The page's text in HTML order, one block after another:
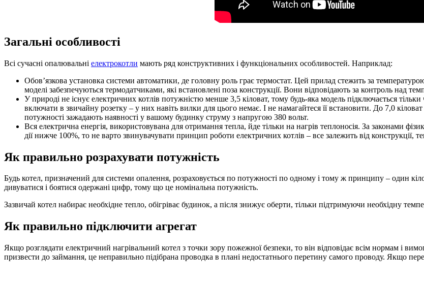
Загальні особливості
Всі сучасні опалювальні електрокотли мають ряд конструктивних і функціональних особливостей. Наприклад:
Обов’язкова установка системи автоматики, де головну роль грає термостат. Цей прилад стежить за
моделі забезпечуються термодатчиками, які встановлені поза конструкції. Вони відповідають за контроль над
У природі не існує електричних котлів потужністю менше 3,5 кіловат, тому будь-яка модель підключається
включати в звичайну розетку – у них навіть вилки для цього немає. І не намагайтеся її встановити. До 7,0
потужності зажадають наявності у вашому будинку струму з напругою 380 вольт.
Вся електрична енергія, використовувана для отримання тепла, йде тільки на нагрів теплоносія. За законами
дії нижче 100%, то не варто звинувачувати принцип роботи електричних котлів – все залежить від конструкції,
Як правильно розрахувати потужність
Будь котел, призначений для системи опалення, розраховується по потужності по одному і тому ж принципу – один
дивуватися і боятися одержані цифр, тому що це номінальна потужність.
Зазвичай котел набирає необхідне тепло, обігріває будинок, а після знижує оберти, тільки підтримуючи необхідну
Як правильно підключити агрегат
Якщо розглядати електричний нагрівальний котел з точки зору пожежної безпеки, то він відповідає всім нормам і
призвести до займання, це неправильно підібрана проводка в плані недостатнього перетину самого проводу. Якщо